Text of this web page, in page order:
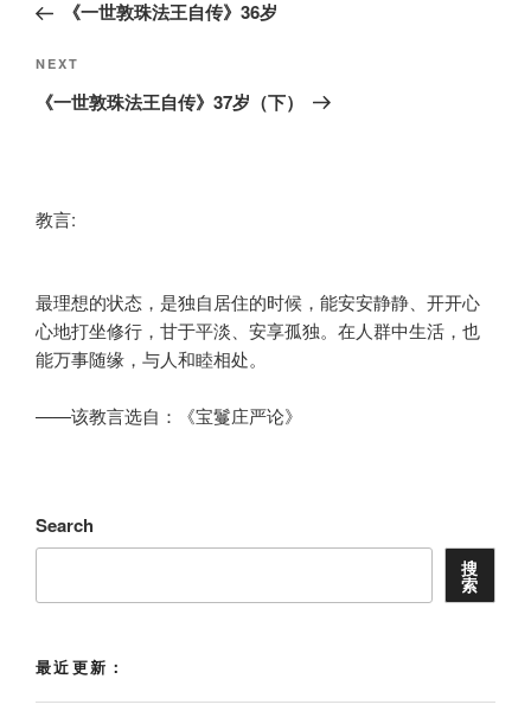
《一世敦珠法王自传》36岁
Next
Post
NEXT
《一世敦珠法王自传》37岁（下）
教言:
最理想的状态，是独自居住的时候，能安安静静、开开心
心地打坐修行，甘于平淡、安享孤独。在人群中生活，也
能万事随缘，与人和睦相处。
——该教言选自：《宝鬘庄严论》
Search
搜
索
最近更新：